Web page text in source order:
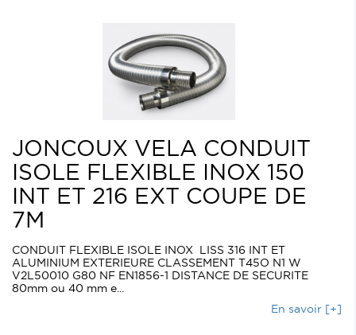
JONCOUX VELA CONDUIT
ISOLE FLEXIBLE INOX 150
INT ET 216 EXT COUPE DE
7M
CONDUIT FLEXIBLE ISOLE INOX LISS 316 INT ET
ALUMINIUM EXTERIEURE CLASSEMENT T45O N1 W
V2L50010 G80 NF EN1856-1 DISTANCE DE SECURITE
80mm ou 40 mm e...
En savoir [+]